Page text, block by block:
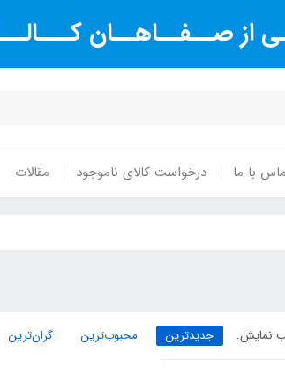
از صــفــاهــان
با ما درخواست کالای ناموجود مقالات
نمایش: جدیدترین محبوب‌ترین گران‌ترین